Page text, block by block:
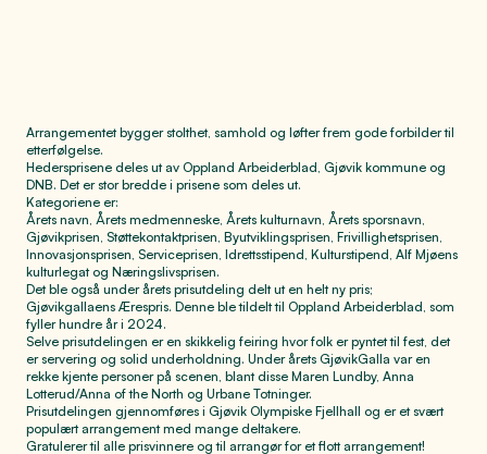
Arrangementet bygger stolthet, samhold og løfter frem gode forbilder til
etterfølgelse.
Hedersprisene deles ut av Oppland Arbeiderblad, Gjøvik kommune og
DNB. Det er stor bredde i prisene som deles ut.
Kategoriene er:
Årets navn, Årets medmenneske, Årets kulturnavn, Årets sporsnavn,
Gjøvikprisen, Støttekontaktprisen, Byutviklingsprisen, Frivillighetsprisen,
Innovasjonsprisen, Serviceprisen, Idrettsstipend, Kulturstipend, Alf Mjøens
kulturlegat og Næringslivsprisen.
Det ble også under årets prisutdeling delt ut en helt ny pris;
Gjøvikgallaens Ærespris. Denne ble tildelt til Oppland Arbeiderblad, som
fyller hundre år i 2024.
Selve prisutdelingen er en skikkelig feiring hvor folk er pyntet til fest, det
er servering og solid underholdning. Under årets GjøvikGalla var en
rekke kjente personer på scenen, blant disse Maren Lundby, Anna
Lotterud/Anna of the North og Urbane Totninger.
Prisutdelingen gjennomføres i Gjøvik Olympiske Fjellhall og er et svært
populært arrangement med mange deltakere.
Gratulerer til alle prisvinnere og til arrangør for et flott arrangement!